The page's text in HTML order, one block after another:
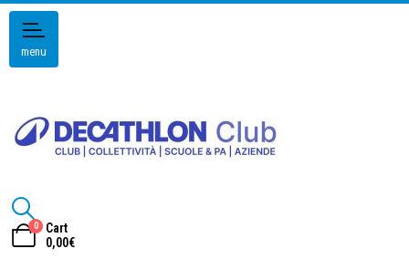
menu
0
Cart
0,00€